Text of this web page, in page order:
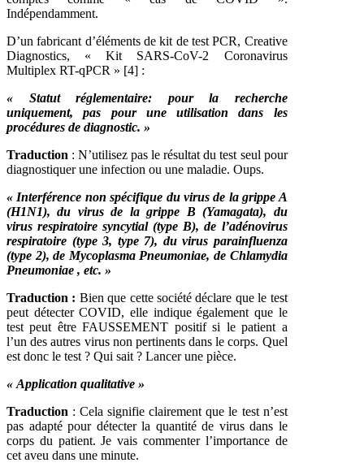
Indépendamment.
D’un fabricant d’éléments de kit de test PCR, Creative
Diagnostics, « Kit SARS-CoV-2 Coronavirus
Multiplex RT-qPCR » [4] :
« Statut réglementaire: pour la recherche
uniquement, pas pour une utilisation dans les
procédures de diagnostic. »
Traduction : N’utilisez pas le résultat du test seul pour
diagnostiquer une infection ou une maladie. Oups.
« Interférence non spécifique du virus de la grippe A
(H1N1), du virus de la grippe B (Yamagata), du
virus respiratoire syncytial (type B), de l’adénovirus
respiratoire (type 3, type 7), du virus parainfluenza
(type 2), de Mycoplasma Pneumoniae, de Chlamydia
Pneumoniae , etc. »
Traduction : Bien que cette société déclare que le test
peut détecter COVID, elle indique également que le
test peut être FAUSSEMENT positif si le patient a
l’un des autres virus non pertinents dans le corps. Quel
est donc le test ? Qui sait ? Lancer une pièce.
« Application qualitative »
Traduction : Cela signifie clairement que le test n’est
pas adapté pour détecter la quantité de virus dans le
corps du patient. Je vais commenter l’importance de
cet aveu dans une minute.